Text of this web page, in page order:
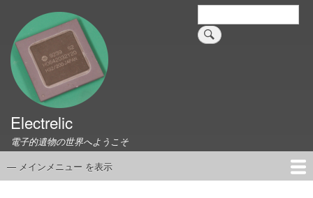
検
索
Electrelic
電子的遺物の世界へようこそ
メ
— メインメニュー を表示